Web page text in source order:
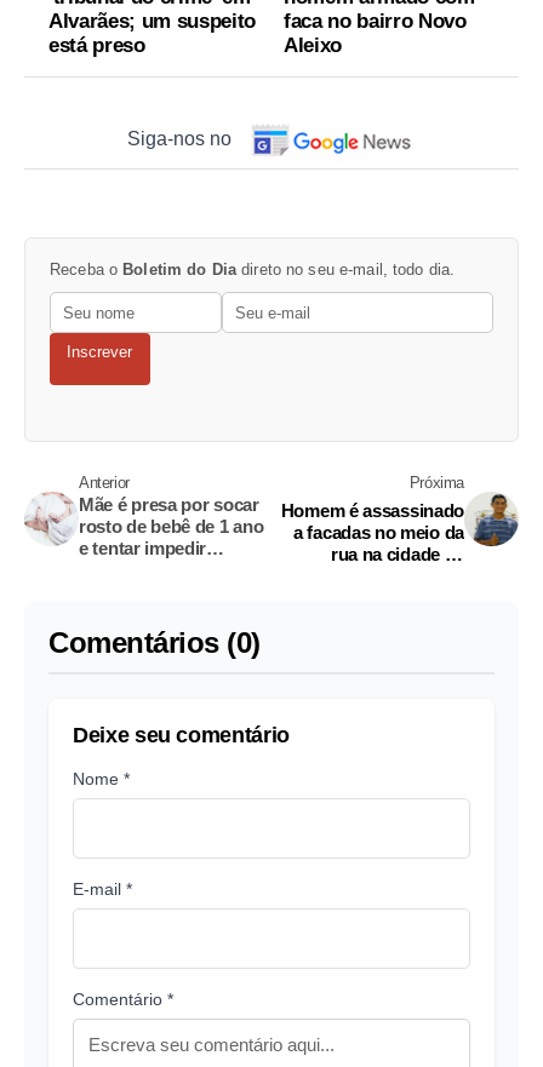
Alvarães; um suspeito
está preso
faca no bairro Novo
Aleixo
Siga-nos no
Receba o Boletim do Dia direto no seu e-mail, todo dia.
Inscrever
Anterior
Mãe é presa por socar
rosto de bebê de 1 ano
e tentar impedir
Próxima
Homem é assassinado
a facadas no meio da
rua na cidade de
Comentários (0)
Deixe seu comentário
Nome *
E-mail *
Comentário *